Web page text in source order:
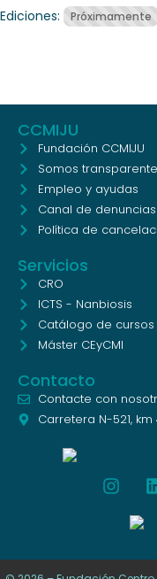
Ediciones: Próximamente
CCMIJU
Fundación CCMIJU
Somos
Empleo y ayudas
Canal de denuncias
Política de
Servicios
CRO
ICTS - Nanbiosis
Catálogo de cursos
Máster CEyCMI
Contacto
Contacte con
Carretera N-521, km